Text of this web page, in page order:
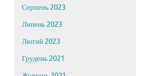
Серпень 2023
Липень 2023
Лютий 2023
Грудень 2021